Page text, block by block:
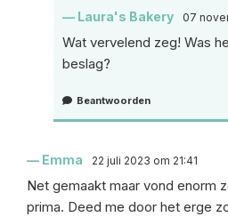
Laura's Bakery 07
Wat vervelend zeg! Was
beslag?
Beantwoorden
Emma 22 juli 2023 om 21:41
Net gemaakt maar vond enorm
prima. Deed me door het erge